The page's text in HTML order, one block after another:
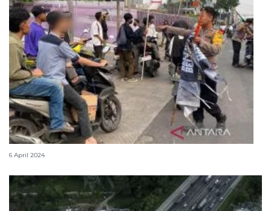
Polisi antisipasi pelajar konvoi bawa kembang api
6 April 2024